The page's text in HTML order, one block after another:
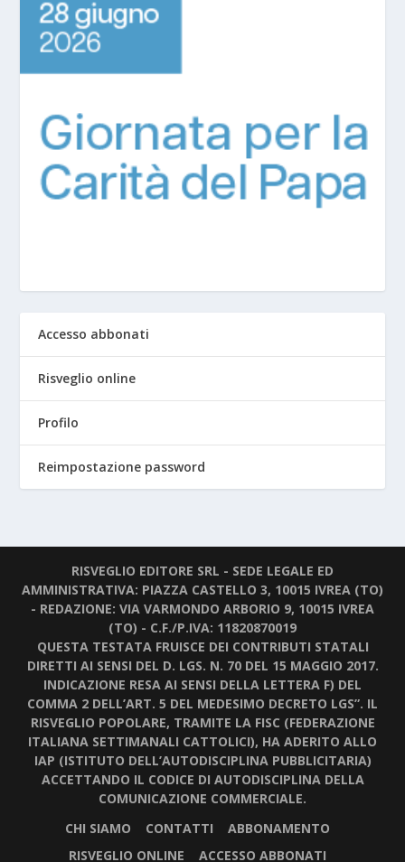
Accesso abbonati
Risveglio online
Profilo
Reimpostazione password
RISVEGLIO EDITORE SRL - SEDE LEGALE ED
AMMINISTRATIVA: PIAZZA CASTELLO 3, 10015 IVREA (TO)
- REDAZIONE: VIA VARMONDO ARBORIO 9, 10015 IVREA
(TO) - C.F./P.IVA: 11820870019
QUESTA TESTATA FRUISCE DEI CONTRIBUTI STATALI
DIRETTI AI SENSI DEL D. LGS. N. 70 DEL 15 MAGGIO 2017.
INDICAZIONE RESA AI SENSI DELLA LETTERA F) DEL
COMMA 2 DELL’ART. 5 DEL MEDESIMO DECRETO LGS”. IL
RISVEGLIO POPOLARE, TRAMITE LA FISC (FEDERAZIONE
ITALIANA SETTIMANALI CATTOLICI), HA ADERITO ALLO
IAP (ISTITUTO DELL’AUTODISCIPLINA PUBBLICITARIA)
ACCETTANDO IL CODICE DI AUTODISCIPLINA DELLA
COMUNICAZIONE COMMERCIALE.
CHI SIAMO
CONTATTI
ABBONAMENTO
RISVEGLIO ONLINE
ACCESSO ABBONATI